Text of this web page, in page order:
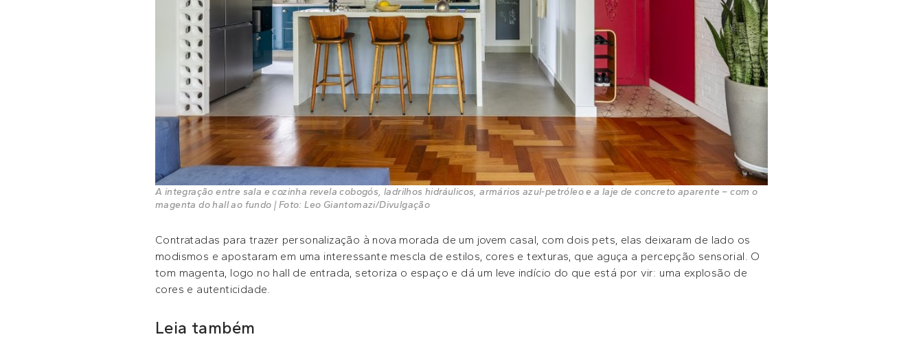
A integração entre sala e cozinha revela cobogós, ladrilhos hidráulicos, armários azul-petróleo e a laje de concreto aparente – com o
magenta do hall ao fundo | Foto: Leo Giantomazi/Divulgação
Contratadas para trazer personalização à nova morada de um jovem casal, com dois pets, elas deixaram de lado os
modismos e apostaram em uma interessante mescla de estilos, cores e texturas, que aguça a percepção sensorial. O
tom magenta, logo no hall de entrada, setoriza o espaço e dá um leve indício do que está por vir: uma explosão de
cores e autenticidade.
Leia também